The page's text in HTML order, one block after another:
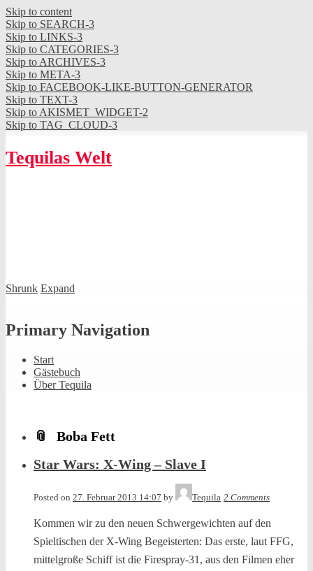
Skip to content
Skip to SEARCH-3
Skip to LINKS-3
Skip to CATEGORIES-3
Skip to ARCHIVES-3
Skip to META-3
Skip to FACEBOOK-LIKE-BUTTON-GENERATOR
Skip to TEXT-3
Skip to AKISMET_WIDGET-2
Skip to TAG_CLOUD-3
Tequilas Welt
Shrunk Expand
Primary Navigation
Start
Gästebuch
Über Tequila
Boba Fett
Star Wars: X-Wing – Slave I
Posted on 27. Februar 2013 14:07 by Tequila 2 Comments
Kommen wir zu den neuen Schwergewichten auf den
Spieltischen der X-Wing Begeisterten: Das erste, laut FFG,
mittelgroße Schiff ist die Firespray-31, aus den Filmen eher